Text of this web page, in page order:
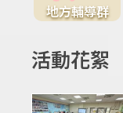
地方輔導群
活動花絮